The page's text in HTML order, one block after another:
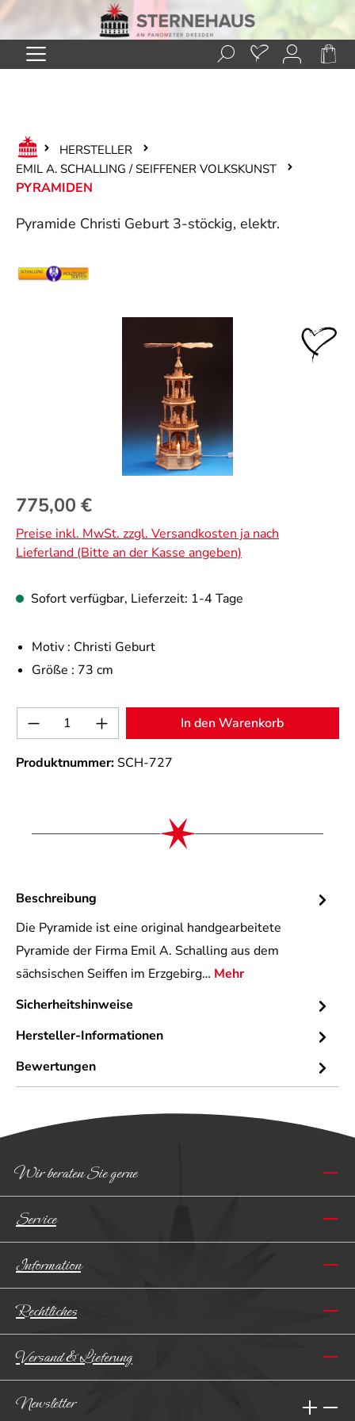
Zum Hauptinhalt springen
HERSTELLER
EMIL A. SCHALLING / SEIFFENER VOLKSKUNST
PYRAMIDEN
Pyramide Christi Geburt 3-stöckig, elektr.
Regulärer Preis:
775,00 €
Preise inkl. MwSt. zzgl. Versandkosten ja nach
Lieferland (Bitte an der Kasse angeben)
Sofort verfügbar, Lieferzeit: 1-4 Tage
Motiv : Christi Geburt
Größe : 73 cm
Produkt Anzahl: Gib den gewünschten
In den Warenkorb
Produktnummer: SCH-727
Beschreibung
Die Pyramide ist eine original handgearbeitete
Pyramide der Firma Emil A. Schalling aus dem
sächsischen Seiffen im Erzgebirg… Mehr
Sicherheitshinweise
Hersteller-Informationen
Bewertungen
Wir beraten Sie gerne
Service
Information
Rechtliches
Versand & Lieferung
Newsletter